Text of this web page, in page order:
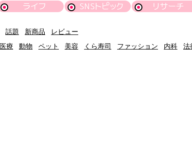
ライフ SNSトピック リサーチ
話題 新商品
レビュー
医療 動物 ペット 美容 くら寿司 ファッション 内科 法